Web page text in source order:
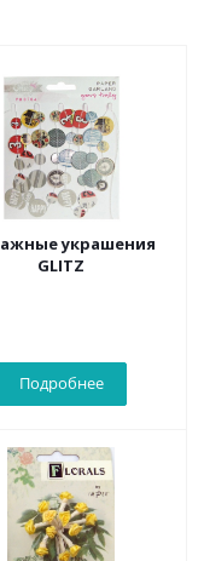
украшения
GLITZ
Подробнее